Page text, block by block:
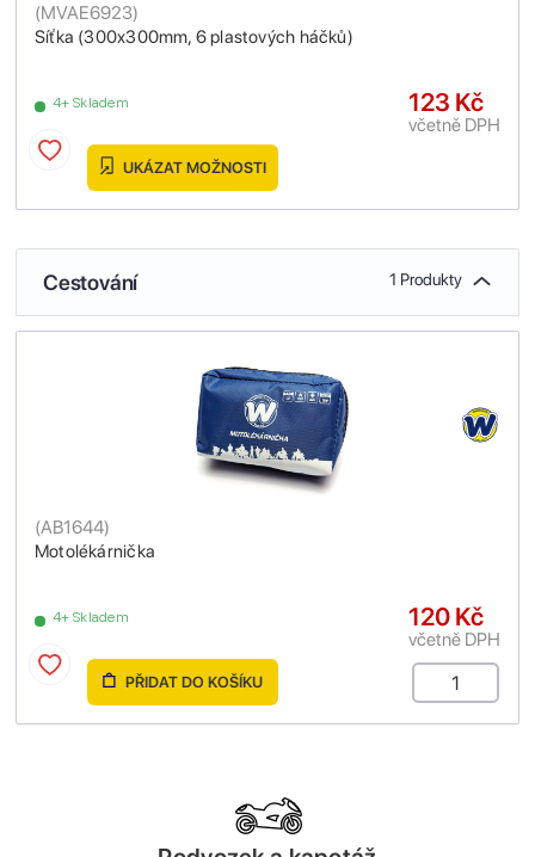
Síťka (300x300mm, 6 plastových háčků)
(MVAE6923)
4+ Skladem 123 Kč
včetně DPH
UKÁZAT MOŽNOSTI
Cestování 1 Produkty
Motolékárnička
(AB1644)
4+ Skladem 120 Kč
včetně DPH
PŘIDAT DO KOŠÍKU